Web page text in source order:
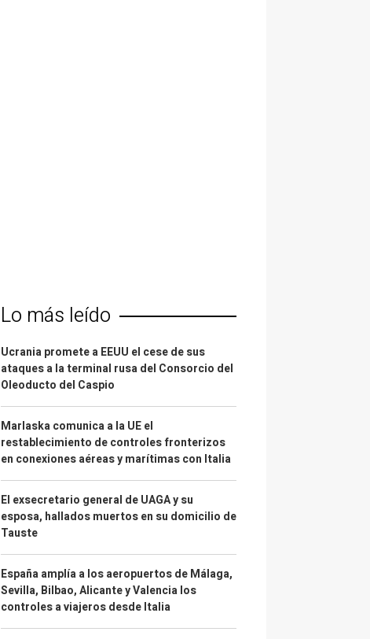
Lo más leído
Ucrania promete a EEUU el cese de sus
ataques a la terminal rusa del Consorcio del
Oleoducto del Caspio
Marlaska comunica a la UE el
restablecimiento de controles fronterizos
en conexiones aéreas y marítimas con Italia
El exsecretario general de UAGA y su
esposa, hallados muertos en su domicilio de
Tauste
España amplía a los aeropuertos de Málaga,
Sevilla, Bilbao, Alicante y Valencia los
controles a viajeros desde Italia